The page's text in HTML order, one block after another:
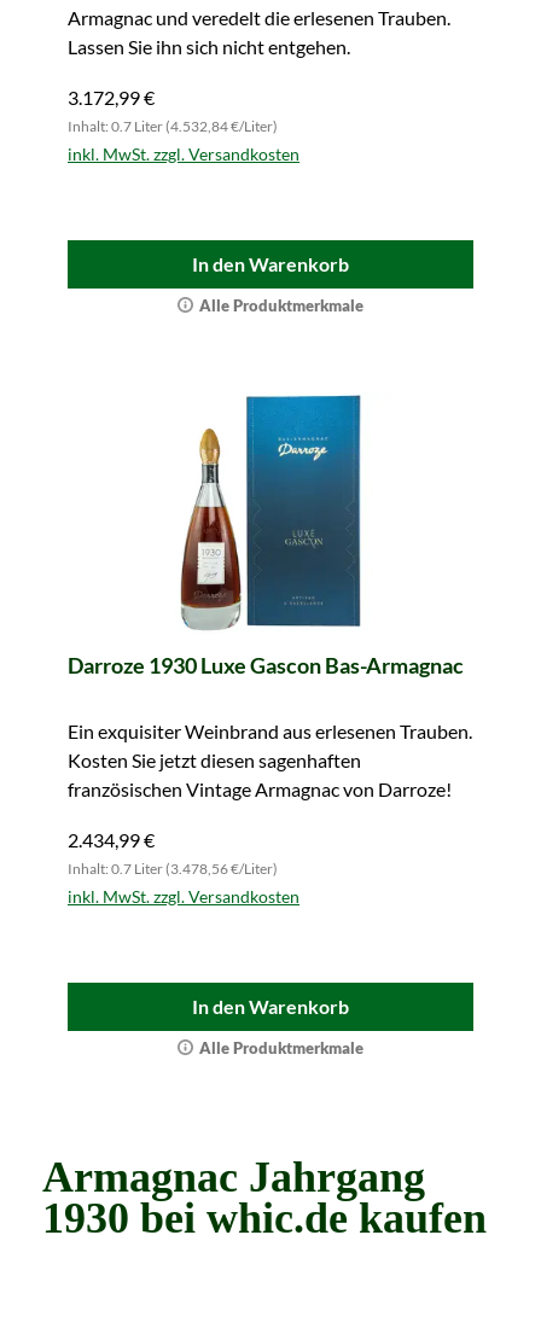
Armagnac und veredelt die erlesenen Trauben.
Lassen Sie ihn sich nicht entgehen.
3.172,99 €
Inhalt: 0.7 Liter (4.532,84 €/Liter)
inkl. MwSt. zzgl. Versandkosten
In den Warenkorb
Alle Produktmerkmale
Darroze 1930 Luxe Gascon Bas-Armagnac
Ein exquisiter Weinbrand aus erlesenen Trauben.
Kosten Sie jetzt diesen sagenhaften
französischen Vintage Armagnac von Darroze!
2.434,99 €
Inhalt: 0.7 Liter (3.478,56 €/Liter)
inkl. MwSt. zzgl. Versandkosten
In den Warenkorb
Alle Produktmerkmale
Armagnac Jahrgang
1930 bei whic.de kaufen